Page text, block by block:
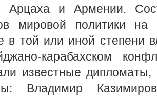
Арцаха и Армении.
мировой политики на
в той или иной степени
карабахском
известные дипломаты,
Владимир